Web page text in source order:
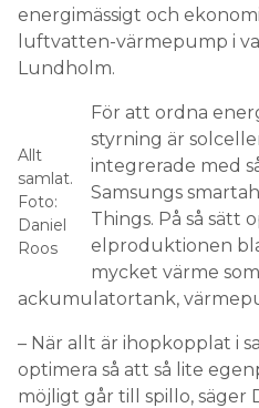
energimässigt och
luftvatten-värmepump i
Lundholm.
Allt
samlat.
Foto:
Daniel
Roos
För att ordna
styrning är
integrerade med
Samsungs
Things. På så sätt
elproduktionen
mycket värme
ackumulatortank,
– När allt är ihopkopplat i
optimera så att så lite
möjligt går till spillo, säger